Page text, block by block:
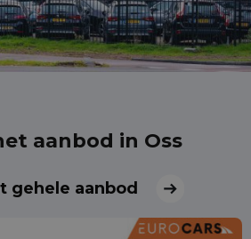
aanbod in Oss
gehele aanbod